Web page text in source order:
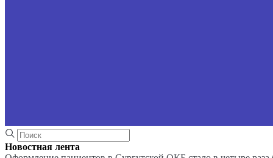
Новостная лента